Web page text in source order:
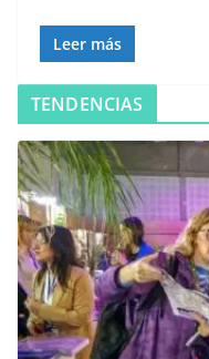
Leer más
TENDENCIAS